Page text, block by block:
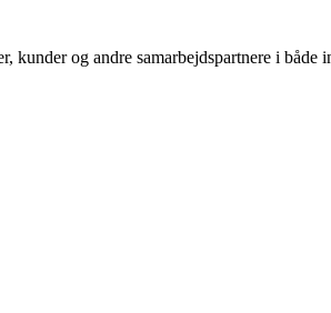
og andre samarbejdspartnere i både